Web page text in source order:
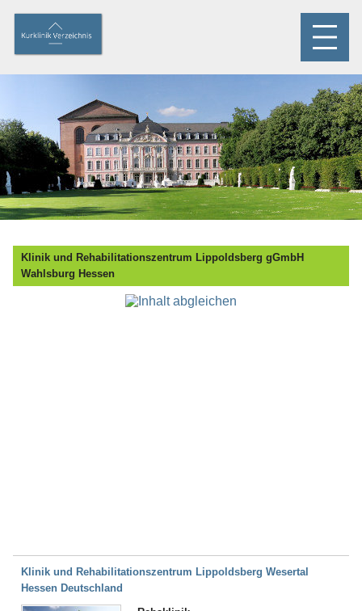
Klinik und Rehabilitationszentrum Lippoldsberg gGmbH
Wahlsburg Hessen
Klinik und Rehabilitationszentrum Lippoldsberg Wesertal
Hessen Deutschland